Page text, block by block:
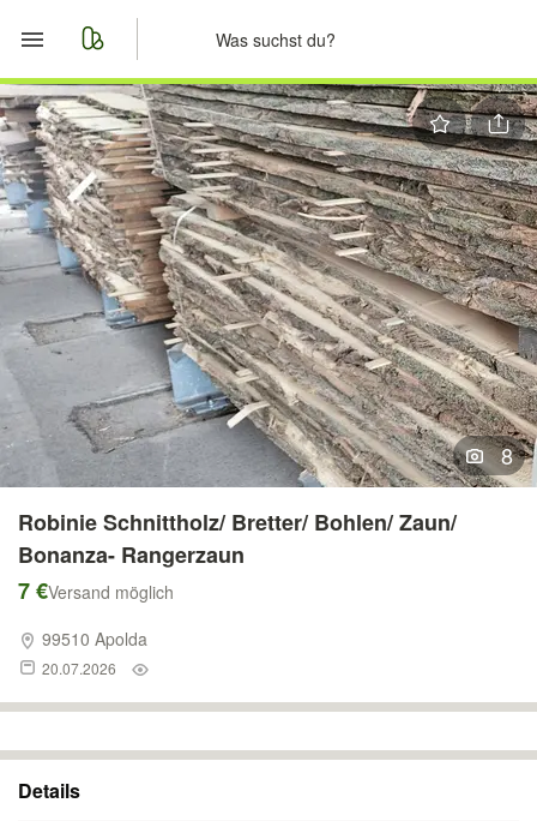
Start
Merkliste
Nachrichten
Anzeige aufgeben
8
Robinie Schnittholz/ Bretter/ Bohlen/ Zaun/
Bonanza- Rangerzaun
7 €Versand möglich
99510 Apolda
20.07.2026
Details